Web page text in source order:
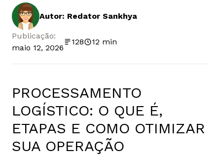
Autor: Redator Sankhya
Publicação:
maio 12, 2026
128 12 min
PROCESSAMENTO
LOGÍSTICO: O QUE É,
ETAPAS E COMO OTIMIZAR
SUA OPERAÇÃO